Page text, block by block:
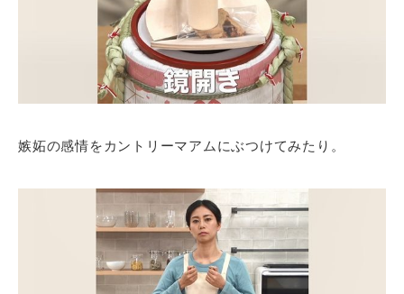
嫉妬の感情をカントリーマアムにぶつけてみたり。